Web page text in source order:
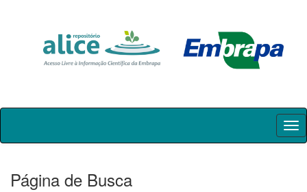
Skip
Página de Busca